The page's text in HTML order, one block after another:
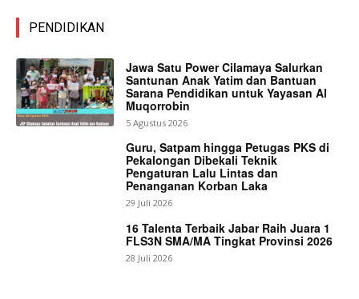
PENDIDIKAN
Jawa Satu Power Cilamaya Salurkan
Santunan Anak Yatim dan Bantuan
Sarana Pendidikan untuk Yayasan Al
Muqorrobin
5 Agustus 2026
Guru, Satpam hingga Petugas PKS di
Pekalongan Dibekali Teknik
Pengaturan Lalu Lintas dan
Penanganan Korban Laka
29 Juli 2026
16 Talenta Terbaik Jabar Raih Juara 1
FLS3N SMA/MA Tingkat Provinsi 2026
28 Juli 2026